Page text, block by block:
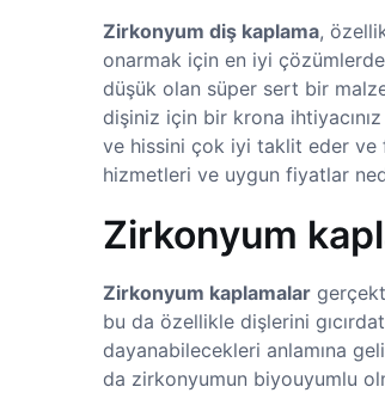
Zirkonyum diş kaplama,
onarmak için en iyi
düşük olan süper sert bir
dişiniz için bir krona
ve hissini çok iyi taklit eder ve
hizmetleri ve uygun fiyatlar
Zirkonyum
Zirkonyum kaplamalar
bu da özellikle dişlerini
dayanabilecekleri anlamına
da zirkonyumun biyouyumlu